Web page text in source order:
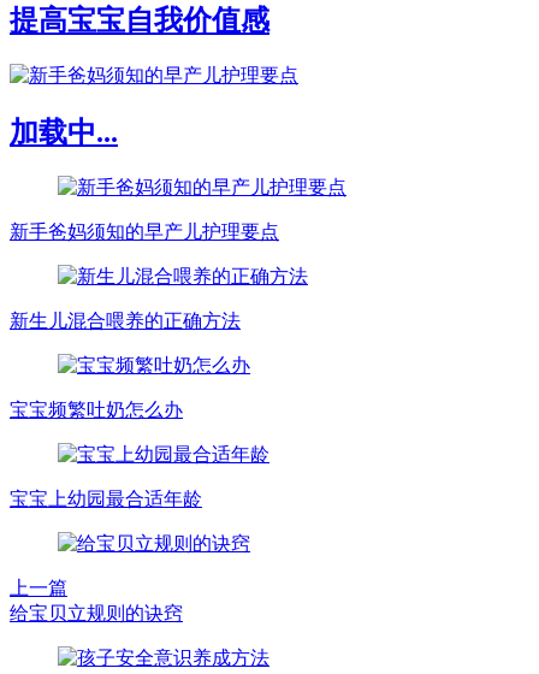
提高宝宝自我价值感
加载中...
新手爸妈须知的早产儿护理要点
新生儿混合喂养的正确方法
宝宝频繁吐奶怎么办
宝宝上幼园最合适年龄
上一篇
给宝贝立规则的诀窍